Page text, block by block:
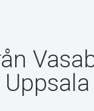
Uppsala